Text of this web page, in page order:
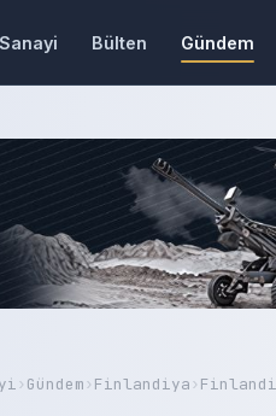
Bülten Gündem
› Gündem› Finlandiya›